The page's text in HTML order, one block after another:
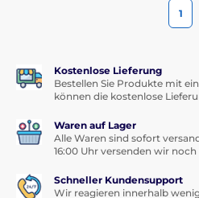
1
Kostenlose Lieferung
Bestellen Sie Produkte mit
können die kostenlose
Waren auf Lager
Alle Waren sind sofort
16:00 Uhr versenden wir noch
Schneller Kundensupport
Wir reagieren innerhalb